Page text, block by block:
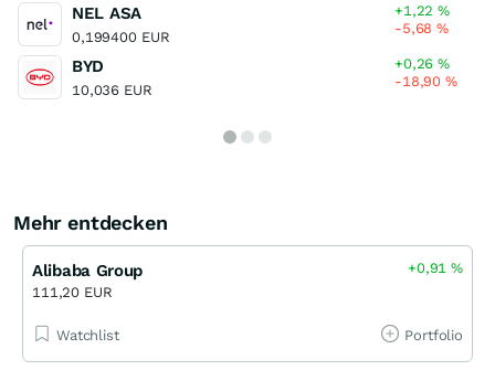
NEL ASA
0,199400 EUR
+1,22%
-5,68%
BYD
10,036 EUR
+0,26%
-18,90%
Mehr entdecken
Alibaba Group
111,20 EUR
+0,91%
Watchlist Portfolio